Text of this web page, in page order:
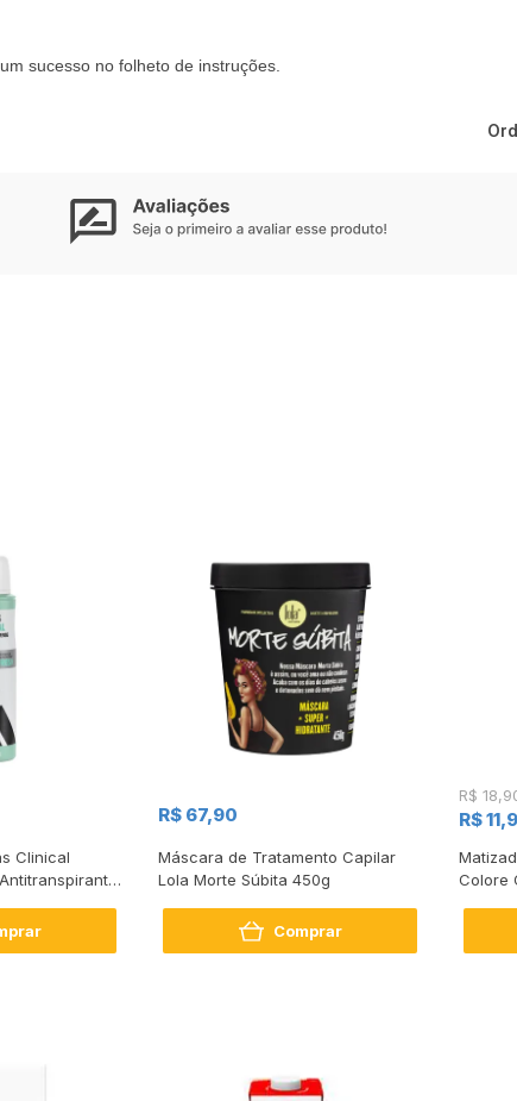
sucesso no folheto de instruções.
Clinical
R$ 67,90
Máscara de Tratamento Capilar
Lola Morte Súbita 450g
Comprar
R$
R$
Colore